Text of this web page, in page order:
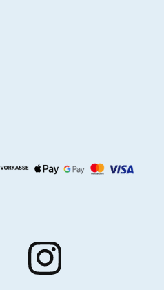
Instagram